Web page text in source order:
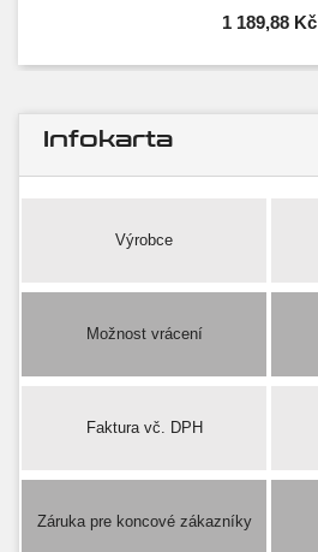
1 189,88 Kč
Infokarta
Výrobce
Možnost vrácení
Faktura vč. DPH
Záruka pre koncové zákazníky